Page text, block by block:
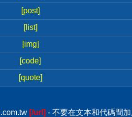
[post]
[list]
[img]
[code]
[quote]
[/url] - 不要在文本和代碼間